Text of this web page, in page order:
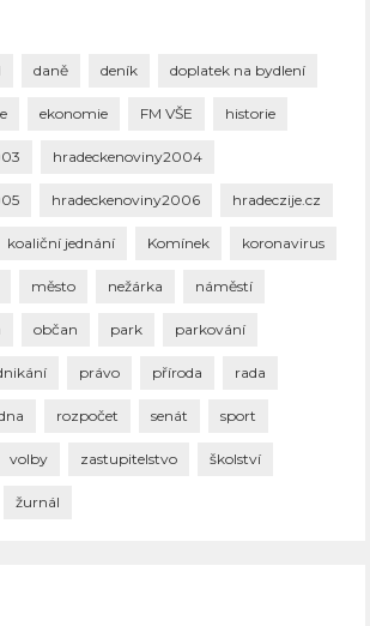
daně deník doplatek na bydlení
ekonomie FM VŠE historie
hradeckenoviny2004
hradeckenoviny2006 hradeczije.cz
koaliční jednání Komínek koronavirus
město nežárka náměstí
občan park parkování
právo příroda rada
rozpočet senát sport
volby zastupitelstvo školství
žurnál